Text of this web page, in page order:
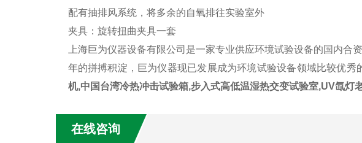
配有抽排风系统，将多余的自氧排往实验室外
夹具：旋转扭曲夹具一套
上海巨为仪器设备有限公司是一家专业供应环境试验设备的国内
年的拼搏积淀，巨为仪器现已发展成为环境试验设备领域比较优秀
机,中国台湾冷热冲击试验箱,步入式高低温湿热交变试验室,UV氙灯
在线咨询